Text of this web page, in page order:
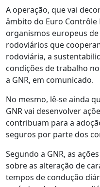
A operação, que vai
âmbito do Euro Contrôle
organismos europeus
rodoviários que
rodoviária, a
condições de trabalho
a GNR, em comunicado.
No mesmo, lê-se ainda
GNR vai desenvolver
contribuam para a
seguros por parte dos
Segundo a GNR, as
sobre as alteração de
tempos de condução